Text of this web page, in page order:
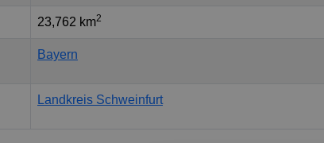
23,762 km2
Bayern
Landkreis Schweinfurt